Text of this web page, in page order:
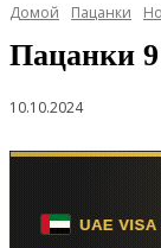
Домой Пацанки
Пацанки 9
10.10.2024